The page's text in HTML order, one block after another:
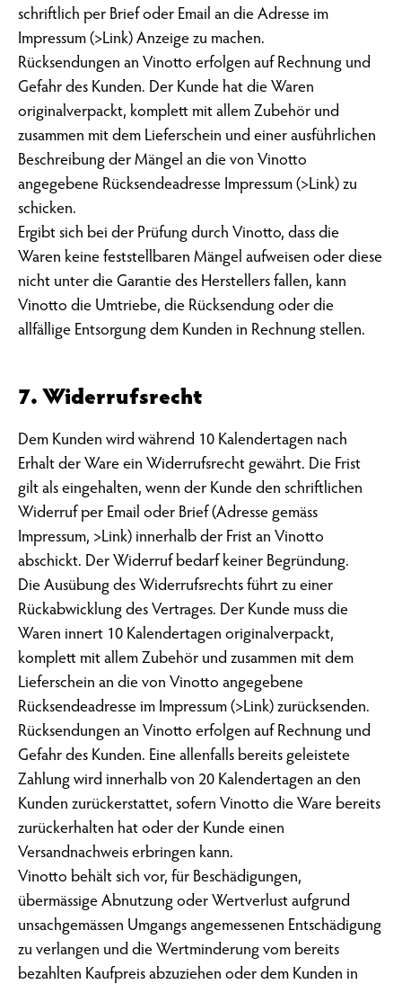
schriftlich per Brief oder Email an die Adresse im
Impressum (>Link) Anzeige zu machen.
Rücksendungen an Vinotto erfolgen auf Rechnung und
Gefahr des Kunden. Der Kunde hat die Waren
originalverpackt, komplett mit allem Zubehör und
zusammen mit dem Lieferschein und einer ausführlichen
Beschreibung der Mängel an die von Vinotto
angegebene Rücksendeadresse Impressum (>Link) zu
schicken.
Ergibt sich bei der Prüfung durch Vinotto, dass die
Waren keine feststellbaren Mängel aufweisen oder diese
nicht unter die Garantie des Herstellers fallen, kann
Vinotto die Umtriebe, die Rücksendung oder die
allfällige Entsorgung dem Kunden in Rechnung stellen.
7. Widerrufsrecht
Dem Kunden wird während 10 Kalendertagen nach
Erhalt der Ware ein Widerrufsrecht gewährt. Die Frist
gilt als eingehalten, wenn der Kunde den schriftlichen
Widerruf per Email oder Brief (Adresse gemäss
Impressum, >Link) innerhalb der Frist an Vinotto
abschickt. Der Widerruf bedarf keiner Begründung.
Die Ausübung des Widerrufsrechts führt zu einer
Rückabwicklung des Vertrages. Der Kunde muss die
Waren innert 10 Kalendertagen originalverpackt,
komplett mit allem Zubehör und zusammen mit dem
Lieferschein an die von Vinotto angegebene
Rücksendeadresse im Impressum (>Link) zurücksenden.
Rücksendungen an Vinotto erfolgen auf Rechnung und
Gefahr des Kunden. Eine allenfalls bereits geleistete
Zahlung wird innerhalb von 20 Kalendertagen an den
Kunden zurückerstattet, sofern Vinotto die Ware bereits
zurückerhalten hat oder der Kunde einen
Versandnachweis erbringen kann.
Vinotto behält sich vor, für Beschädigungen,
übermässige Abnutzung oder Wertverlust aufgrund
unsachgemässen Umgangs angemessenen Entschädigung
zu verlangen und die Wertminderung vom bereits
bezahlten Kaufpreis abzuziehen oder dem Kunden in